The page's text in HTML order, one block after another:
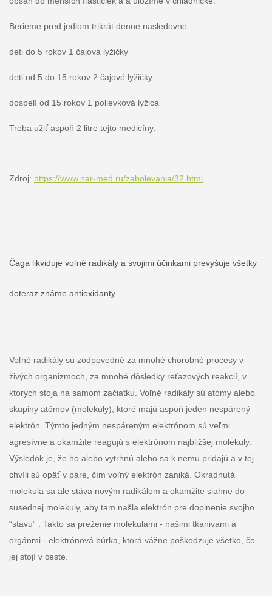
Berieme pred jedlom trikrát denne nasledovne:
deti do 5 rokov 1 čajová lyžičky
deti od 5 do 15 rokov 2 čajové lyžičky
dospelí od 15 rokov 1 polievková lyžica
Treba užiť aspoň 2 litre tejto medicíny.
Zdroj: https://www.nar-med.ru/zabolevania/32.html
Čaga likviduje voľné radikálya svojimi účinkami prevyšuje všetky
doteraz známe antioxidanty.
Voľné radikály sú zodpovedné za mnohé chorobné procesy v
živých organizmoch, za mnohé dôsledky reťazových reakcií, v
ktorých stoja na samom začiatku. Voľné radikály sú atómy alebo
skupiny atómov (molekuly), ktoré majú aspoň jeden nespárený
elektrón. Týmto jedným nespáreným elektrónom sú veľmi
agresívne a okamžite reagujú s elektrónom najbližšej molekuly.
Výsledok je, že ho alebo vytrhnú alebo sa k nemu pridajú a v tej
chvíli sú opäť v páre, čím voľný elektrón zaniká. Okradnutá
molekula sa ale stáva novým radikálom a okamžite siahne do
susednej molekuly, aby tam našla elektrón pre doplnenie svojho
“stavu” . Takto sa preženie molekulami - našimi tkanivami a
orgánmi - elektrónová búrka, ktorá vážne poškodzuje všetko, čo
jej stojí v ceste.